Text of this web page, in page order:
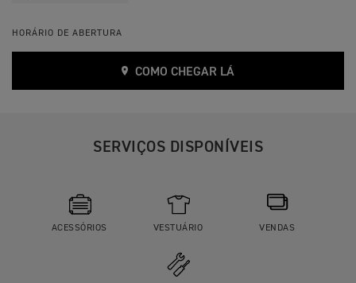
HORÁRIO DE ABERTURA
COMO CHEGAR LÁ
SERVIÇOS DISPONÍVEIS
ACESSÓRIOS VESTUÁRIO VENDAS